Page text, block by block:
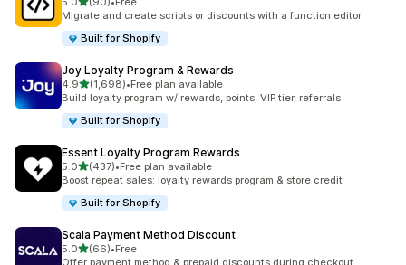
총 리뷰 90개
Migrate and create scripts or discounts with a function editor
Built for Shopify
Joy Loyalty Program & Rewards
4.9별 5개 중
(1,698)
총 리뷰 1698개
•Free plan available
Build loyalty program w/ rewards, points, VIP tier, referrals
Built for Shopify
Essent Loyalty Program Rewards
5.0별 5개 중
(437)
총 리뷰 437개
•Free plan available
Boost repeat sales: loyalty rewards program & store credit
Built for Shopify
Scala Payment Method Discount
5.0별 5개 중
(66)
총 리뷰 66개
•Free
Offer payment method & prepaid discounts during checkout